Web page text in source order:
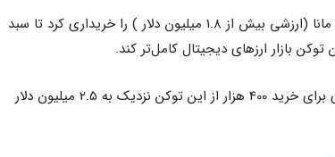
وی علاوه بر خرید SAND، حدود 643 هزار توکن مانا (ارزشی بیش از 1.8 میلیون دلار ) را خریداری کرد تا سبد
بازار ارزهای دیجیتال کامل‌تر کند.
توکن OMG یکی دیگر از شکارهای لایت بود. وی برای خرید 400 هزار از این توکن نزدیک به 2.5 میلیون دلار